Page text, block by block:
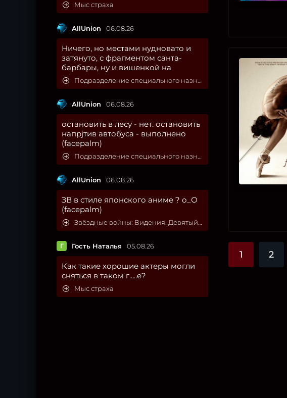
Мыс страха
AllUnion 06.08.26
Ничего, но местами нудновато и
затянуто, с фрагментом санта-
барбары, ну и вишенкой на
Подразделение специального назначения
AllUnion 06.08.26
остановить в лесу - нет. остановить
напрjтив автобуса - выполнено
(facepalm)
Подразделение специального назначения
AllUnion 06.08.26
ЗВ в стиле японского аниме ? о_О
(facepalm)
Звёздные войны: Видения. Девятый джедай
Г Гость Наталья 05.08.26
Как такие хорошие актеры могли
сняться в таком г.....е?
Мыс страха
1 2